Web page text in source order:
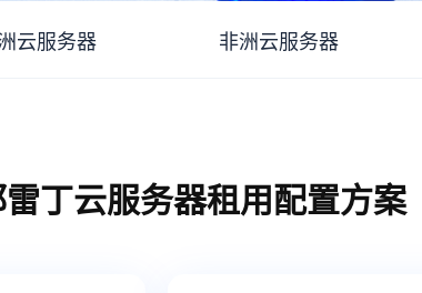
云服务器 非洲云服务器
丁云服务器租用配置方案